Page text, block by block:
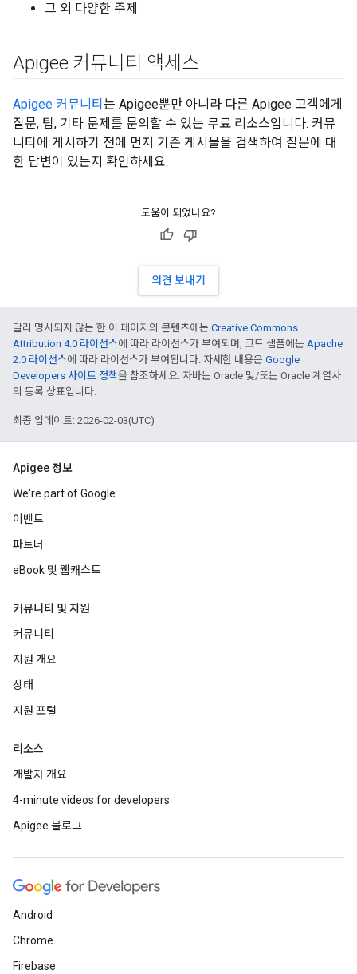
그 외 다양한 주제
Apigee 커뮤니티 액세스
Apigee 커뮤니티 는 Apigee뿐만 아니라 다른 Apigee 고객에게
질문, 팁, 기타 문제를 문의할 수 있는 무료 리소스입니다. 커뮤
니티에 게시하기 전에 먼저 기존 게시물을 검색하여 질문에 대
한 답변이 있는지 확인하세요.
도움이 되었나요?
의견 보내기
달리 명시되지 않는 한 이 페이지의 콘텐츠에는 Creative Commons
Attribution 4.0 라이선스에 따라 라이선스가 부여되며, 코드 샘플에는 Apache
2.0 라이선스에 따라 라이선스가 부여됩니다. 자세한 내용은 Google
Developers 사이트 정책을 참조하세요. 자바는 Oracle 및/또는 Oracle 계열사
의 등록 상표입니다.
최종 업데이트: 2026-02-03(UTC)
Apigee 정보
We're part of Google
이벤트
파트너
eBook 및 웹캐스트
커뮤니티 및 지원
커뮤니티
지원 개요
상태
지원 포털
리소스
개발자 개요
4-minute videos for developers
Apigee 블로그
Android
Chrome
Firebase